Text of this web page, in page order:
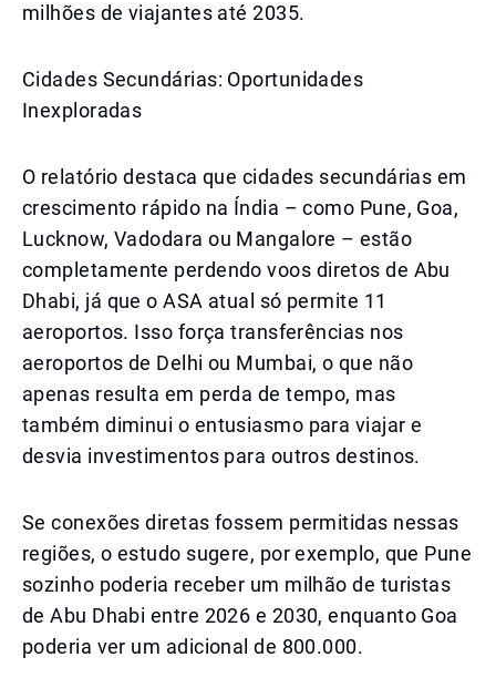
milhões de viajantes até 2035.
Cidades Secundárias: Oportunidades
Inexploradas
O relatório destaca que cidades secundárias em
crescimento rápido na Índia – como Pune, Goa,
Lucknow, Vadodara ou Mangalore – estão
completamente perdendo voos diretos de Abu
Dhabi, já que o ASA atual só permite 11
aeroportos. Isso força transferências nos
aeroportos de Delhi ou Mumbai, o que não
apenas resulta em perda de tempo, mas
também diminui o entusiasmo para viajar e
desvia investimentos para outros destinos.
Se conexões diretas fossem permitidas nessas
regiões, o estudo sugere, por exemplo, que Pune
sozinho poderia receber um milhão de turistas
de Abu Dhabi entre 2026 e 2030, enquanto Goa
poderia ver um adicional de 800.000.